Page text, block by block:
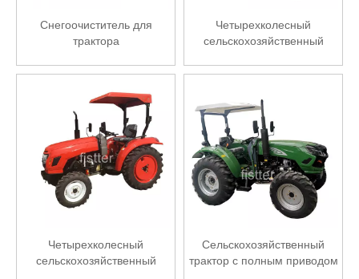
Снегоочиститель для
трактора
Четырехколесный
сельскохозяйственный
Четырехколесный
сельскохозяйственный
Сельскохозяйственный
трактор с полным приводом